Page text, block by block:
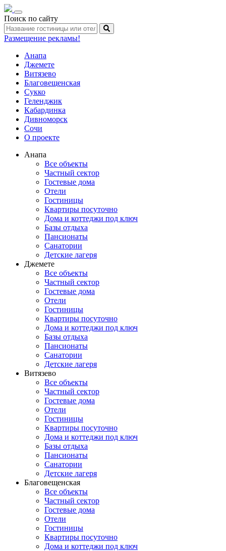
Toggle
navigation
Поиск по сайту
Размещение рекламы!
Анапа
Джемете
Витязево
Благовещенская
Сукко
Геленджик
Кабардинка
Дивноморск
Сочи
О проекте
Анапа
Все объекты
Частный сектор
Гостевые дома
Отели
Гостиницы
Квартиры посуточно
Дома и коттеджи под ключ
Базы отдыха
Пансионаты
Санатории
Детские лагеря
Джемете
Все объекты
Частный сектор
Гостевые дома
Отели
Гостиницы
Квартиры посуточно
Дома и коттеджи под ключ
Базы отдыха
Пансионаты
Санатории
Детские лагеря
Витязево
Все объекты
Частный сектор
Гостевые дома
Отели
Гостиницы
Квартиры посуточно
Дома и коттеджи под ключ
Базы отдыха
Пансионаты
Санатории
Детские лагеря
Благовещенская
Все объекты
Частный сектор
Гостевые дома
Отели
Гостиницы
Квартиры посуточно
Дома и коттеджи под ключ